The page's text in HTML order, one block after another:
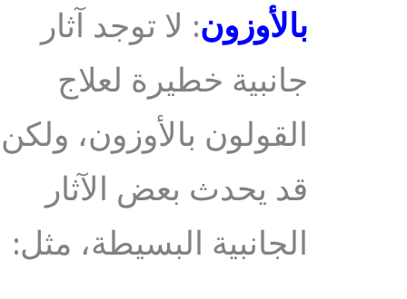
بالأوزون: لا توجد آثار
جانبية خطيرة لعلاج
القولون بالأوزون، ولكن
قد يحدث بعض الآثار
الجانبية البسيطة، مثل: